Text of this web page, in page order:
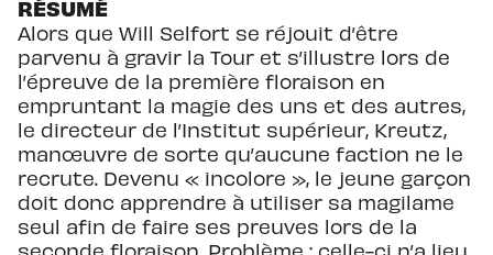
RÉSUMÉ
Alors que Will Selfort se réjouit d’être
parvenu à gravir la Tour et s’illustre lors de
l’épreuve de la première floraison en
empruntant la magie des uns et des autres,
le directeur de l’Institut supérieur, Kreutz,
manœuvre de sorte qu’aucune faction ne le
recrute. Devenu « incolore », le jeune garçon
doit donc apprendre à utiliser sa magilame
seul afin de faire ses preuves lors de la
seconde floraison. Problème : celle-ci n’a lieu